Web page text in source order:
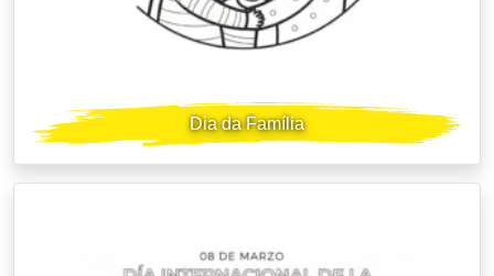
Dia da Família